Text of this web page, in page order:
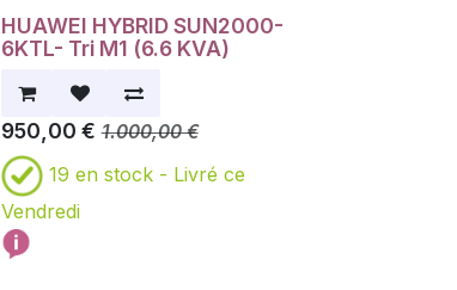
Promotion!
HUAWEI HYBRID SUN2000-
6KTL- Tri M1 (6.6 KVA)
950,00 € 1.000,00€
19 en stock - Livré ce
Vendredi